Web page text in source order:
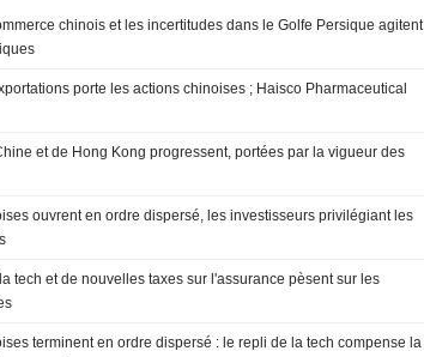
chinois et les incertitudes dans le Golfe Persique agitent
porte les actions chinoises ; Haisco Pharmaceutical
et de Hong Kong progressent, portées par la vigueur des
ouvrent en ordre dispersé, les investisseurs privilégiant les
tech et de nouvelles taxes sur l'assurance pèsent sur les
terminent en ordre dispersé : le repli de la tech compense la